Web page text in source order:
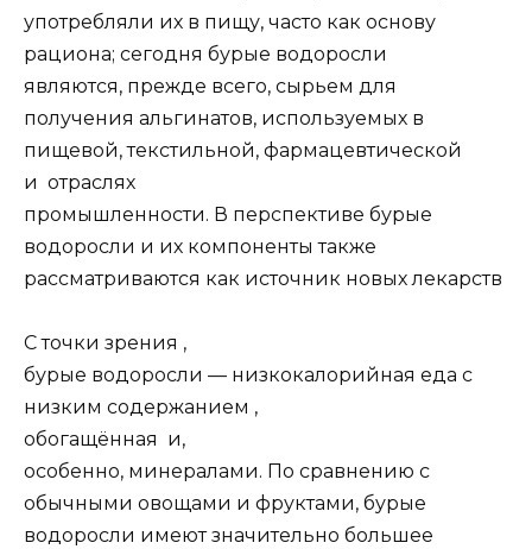
употребляли их в пищу, часто как основу
рациона; сегодня бурые водоросли
являются, прежде всего, сырьем для
получения альгинатов, используемых в
пищевой, текстильной, фармацевтической
и отраслях
промышленности. В перспективе бурые
водоросли и их компоненты также
рассматриваются как источник новых лекарств
С точки зрения ,
бурые водоросли — низкокалорийная еда с
низким содержанием ,
обогащённая и,
особенно, минералами. По сравнению с
обычными овощами и фруктами, бурые
водоросли имеют значительно большее